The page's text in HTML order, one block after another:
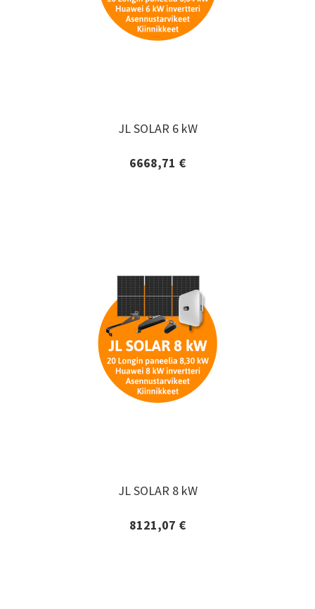
JL SOLAR 6 kW
6668,71 €
JL SOLAR 6 kW
Lisätiedot ja tilaaminen
JL SOLAR 8 kW
8121,07 €
JL SOLAR 8 kW
Lisätiedot ja tilaaminen